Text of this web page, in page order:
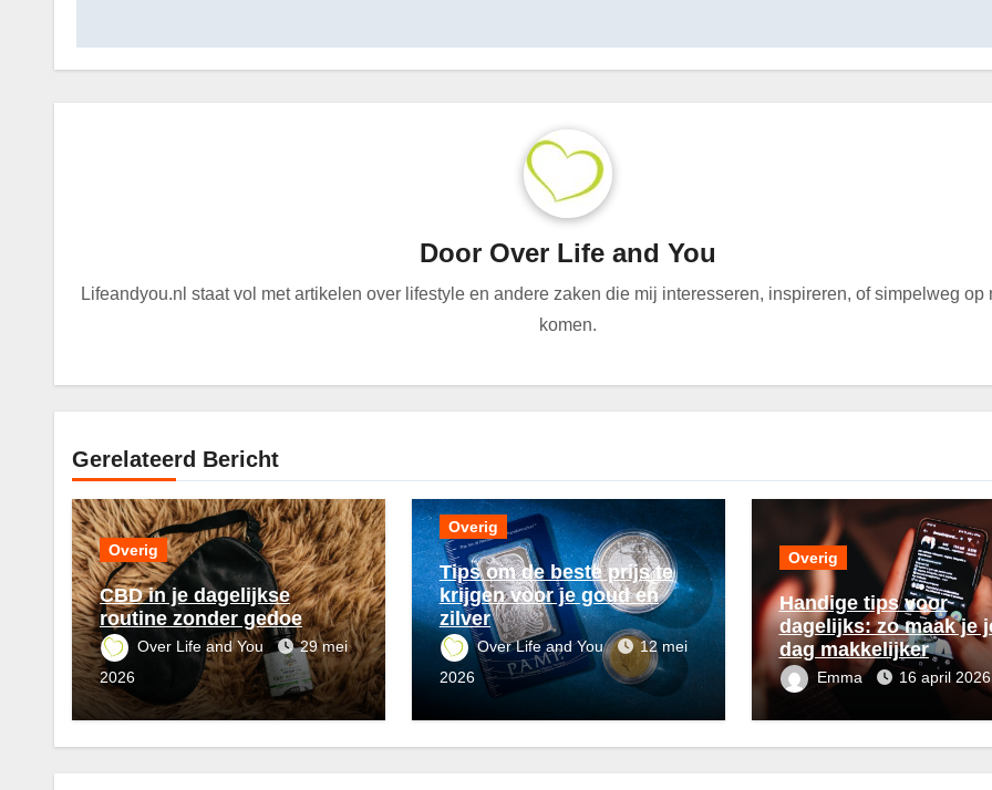
Door Over Life and You
Lifeandyou.nl staat vol met artikelen over lifestyle en andere zaken die mij interesseren, inspireren, of simpelweg op
komen.
Gerelateerd Bericht
Overig
CBD in je dagelijkse
routine zonder gedoe
Over Life and You
29 mei
2026
Overig
Tips om de beste prijs te
krijgen voor je goud en
zilver
Over Life and You
12 mei
2026
Overig
Handige tips voor
dagelijks: zo maak je
dag makkelijker
Emma 16 april 2026